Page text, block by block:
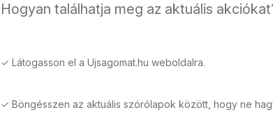
Hogyan találhatja meg az aktuális
✓ Látogasson el a Ujsagomat.hu weboldalra.
✓ Böngésszen az aktuális szórólapok között, hogy ne